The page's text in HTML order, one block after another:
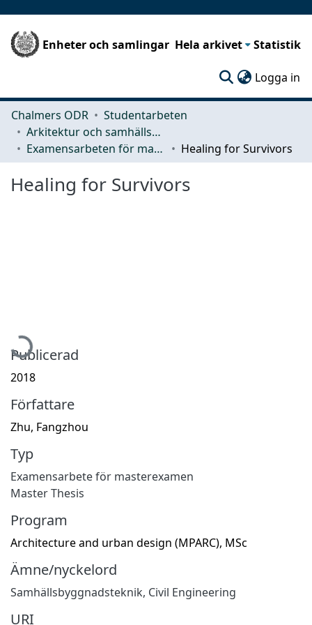
Enheter och samlingar Hela arkivet Statistik
Logga in
Chalmers ODR
Studentarbeten
Arkitektur och samhällsbyggnadsteknik (ACE)
Examensarbeten för masterexamen
Healing for Survivors
Healing for Survivors
Hämtar...
Publicerad
2018
Författare
Zhu, Fangzhou
Typ
Examensarbete för masterexamen
Master Thesis
Program
Architecture and urban design (MPARC), MSc
Ämne/nyckelord
Samhällsbyggnadsteknik, Civil Engineering
URI